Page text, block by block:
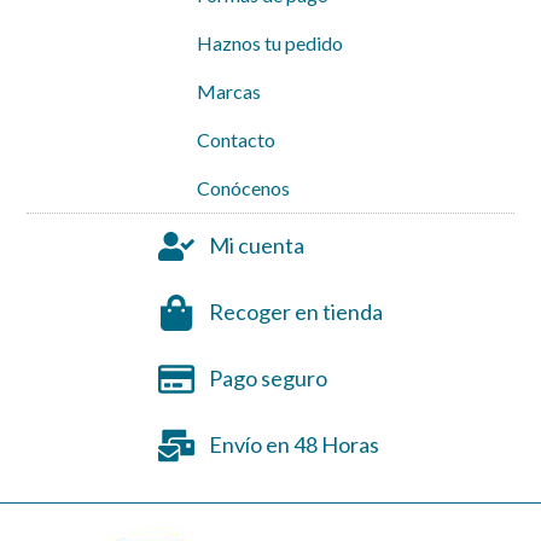
Haznos tu pedido
Marcas
Contacto
Conócenos
Mi cuenta
Recoger en tienda
Pago seguro
Envío en 48 Horas